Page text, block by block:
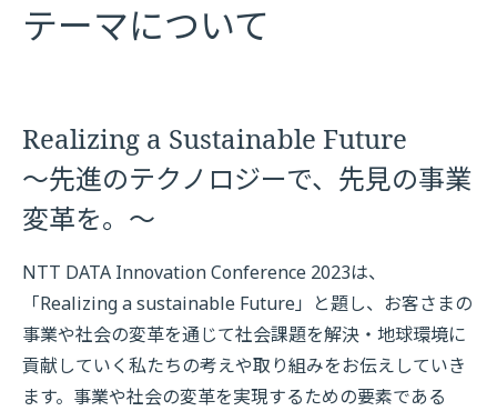
テーマについて
Realizing a Sustainable Future
～先進のテクノロジーで、先見の事業
変革を。～
NTT DATA Innovation Conference 2023は、
「Realizing a sustainable Future」と題し、お客さまの
事業や社会の変革を通じて社会課題を解決・地球環境に
貢献していく私たちの考えや取り組みをお伝えしていき
ます。事業や社会の変革を実現するための要素である